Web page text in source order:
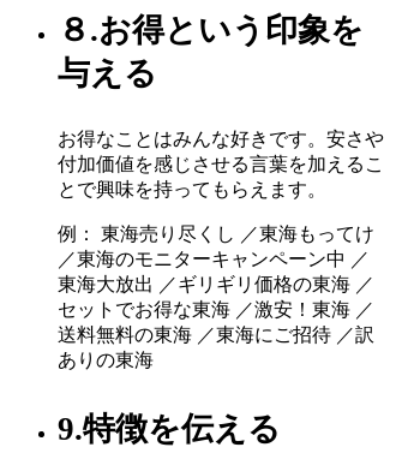
８.お得という印象を
与える
お得なことはみんな好きです。安さや
付加価値を感じさせる言葉を加えるこ
とで興味を持ってもらえます。
例： 東海売り尽くし ／東海もってけ
／東海のモニターキャンペーン中 ／
東海大放出 ／ギリギリ価格の東海 ／
セットでお得な東海 ／激安！東海 ／
送料無料の東海 ／東海にご招待 ／訳
ありの東海
9.特徴を伝える